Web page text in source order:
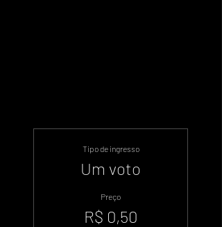
Tipo de ingresso
Um voto
Preço
R$ 0,50